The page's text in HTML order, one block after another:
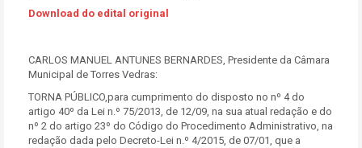
Download do edital original
CARLOS MANUEL ANTUNES BERNARDES, Presidente da Câmara
Municipal de Torres Vedras:
TORNA PÚBLICO,para cumprimento do disposto no nº 4 do
artigo 40º da Lei n.º 75/2013, de 12/09, na sua atual redação e do
nº 2 do artigo 23º do Código do Procedimento Administrativo, na
redação dada pelo Decreto-Lei n.º 4/2015, de 07/01, que a